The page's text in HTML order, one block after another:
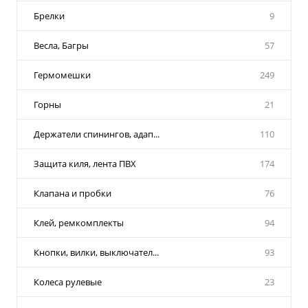
Брелки 9
Весла, Багры 57
Гермомешки 249
Горны 21
Держатели спинингов, адап... 110
Защита киля, лента ПВХ 174
Клапана и пробки 76
Клей, ремкомплекты 94
Кнопки, вилки, выключател... 93
Колеса рулевые 23